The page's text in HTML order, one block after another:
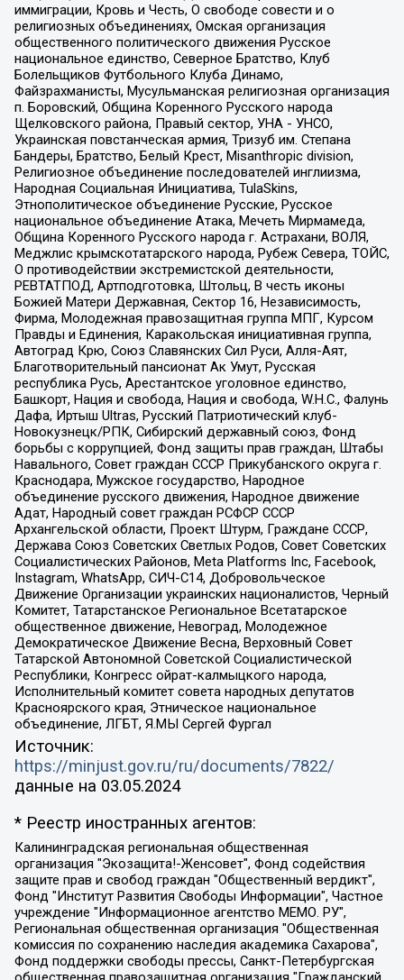
иммиграции, Кровь и Честь, О свободе совести и о
религиозных объединениях, Омская организация
общественного политического движения Русское
национальное единство, Северное Братство, Клуб
Болельщиков Футбольного Клуба Динамо,
Файзрахманисты, Мусульманская религиозная организация
п. Боровский, Община Коренного Русского народа
Щелковского района, Правый сектор, УНА - УНСО,
Украинская повстанческая армия, Тризуб им. Степана
Бандеры, Братство, Белый Крест, Misanthropic division,
Религиозное объединение последователей инглиизма,
Народная Социальная Инициатива, TulaSkins,
Этнополитическое объединение Русские, Русское
национальное объединение Атака, Мечеть Мирмамеда,
Община Коренного Русского народа г. Астрахани, ВОЛЯ,
Меджлис крымскотатарского народа, Рубеж Севера, ТОЙС,
О противодействии экстремистской деятельности,
РЕВТАТПОД, Артподготовка, Штольц, В честь иконы
Божией Матери Державная, Сектор 16, Независимость,
Фирма, Молодежная правозащитная группа МПГ, Курсом
Правды и Единения, Каракольская инициативная группа,
Автоград Крю, Союз Славянских Сил Руси, Алля-Аят,
Благотворительный пансионат Ак Умут, Русская
республика Русь, Арестантское уголовное единство,
Башкорт, Нация и свобода, Нация и свобода, W.H.С., Фалунь
Дафа, Иртыш Ultras, Русский Патриотический клуб-
Новокузнецк/РПК, Сибирский державный союз, Фонд
борьбы с коррупцией, Фонд защиты прав граждан, Штабы
Навального, Совет граждан СССР Прикубанского округа г.
Краснодара, Мужское государство, Народное
объединение русского движения, Народное движение
Адат, Народный совет граждан РСФСР СССР
Архангельской области, Проект Штурм, Граждане СССР,
Держава Союз Советских Светлых Родов, Совет Советских
Социалистических Районов, Meta Platforms Inc, Facebook,
Instagram, WhatsApp, СИЧ-С14, Добровольческое
Движение Организации украинских националистов, Черный
Комитет, Татарстанское Региональное Всетатарское
общественное движение, Невоград, Молодежное
Демократическое Движение Весна, Верховный Совет
Татарской Автономной Советской Социалистической
Республики, Конгресс ойрат-калмыцкого народа,
Исполнительный комитет совета народных депутатов
Красноярского края, Этническое национальное
объединение, ЛГБТ, Я.МЫ Сергей Фургал
Источник:
https://minjust.gov.ru/ru/documents/7822/
данные на 03.05.2024
* Реестр иностранных агентов:
Калининградская региональная общественная организация "Экозащита!-Женсовет", Фонд содействия защите прав и свобод граждан "Общественный вердикт", Фонд "Институт Развития Свободы Информации", Частное учреждение "Информационное агентство МЕМО. РУ", Региональная общественная организация "Общественная комиссия по сохранению наследия академика Сахарова", Фонд поддержки свободы прессы, Санкт-Петербургская общественная правозащитная организация "Гражданский контроль", Межрегиональная общественная организация "Информационно-просветительский центр "Мемориал", Региональный Фонд "Центр Защиты Прав Средств Массовой Информации", с 05.12.2023 Фонд "Центр Защиты Прав Средств массовой информации", Региональная общественная благотворительная организация помощи беженцам и мигрантам "Гражданское содействие", Негосударственное образовательное учреждение дополнительного профессионального образования (повышение квалификации) специалистов "АКАДЕМИЯ ПО ПРАВАМ ЧЕЛОВЕКА", Свердловская региональная общественная организация "Сутяжник", Автономная некоммерческая организация "Центр независимых социологических исследований", Союз общественных объединений "Российский исследовательский центр по правам человека", Региональное общественное учреждение научно-информационный центр "МЕМОРИАЛ", Некоммерческая организация "Фонд защиты гласности", Автономная некоммерческая организация "Институт прав человека", Городская общественная организация "Екатеринбургское общество "МЕМОРИАЛ", Городская общественная организация "Рязанское историко-просветительское и правозащитное общество "Мемориал" (Рязанский Мемориал), Челябинский региональный орган общественной самодеятельности – женское общественное объединение "Женщины Евразии", Челябинский региональный орган общественной самодеятельности "Уральская правозащитная группа", Фонд содействия защите здоровья и социальной справедливости имени Андрея Рылькова, Автономная Некоммерческая Организация "Аналитический Центр Юрия Левады", Автономная некоммерческая организация социальной поддержки населения "Проект Апрель", Региональная общественная организация помощи женщинам и детям, находящимся в кризисной ситуации "Информационно-методический центр "Анна", Фонд содействия развитию массовых коммуникаций и правовому просвещению "Так-так-Так", Фонд содействия устойчивому развитию "Серебряная тайга", Свердловский региональный общественный фонд социальных проектов "Новое время", "Idel.Реалии", Кавказ.Реалии, Крым.Реалии, Телеканал Настоящее Время, Татаро-башкирская служба Радио Свобода (Azatliq Radiosi), Радио Свободная Европа/Радио Свобода (PCE/PC), "Сибирь.Реалии", "Фактограф", Благотворительный фонд помощи осужденным и их семьям, Автономная некоммерческая организация "Институт глобализации и социальных движений", Фонд "В защиту прав заключенных", Частное учреждение "Центр поддержки и содействия развитию средств массовой информации", Пензенский региональный общественный благотворительный фонд "Гражданский союз", "Север.Реалии", Некоммерческая организация Фонд "Правовая инициатива", Общество с ограниченной ответственностью "Радио Свободная Европа/Радио Свобода", Чешское информационное агентство "MEDIUM-ORIENT", Красноярская региональная общественная организация "Мы против СПИДа", Камалягин Денис Николаевич, Маркелов Сергей Евгеньевич, Пономарев Лев Александрович, Савицкая Людмила Алексеевна, Автономная некоммерческая организация "Центр по работе с проблемой насилия "НАСИЛИЮ.НЕТ", Межрегиональный профессиональный союз работников здравоохранения "Альянс врачей", Юридическое лицо, зарегистрированное в Латвийской Республике, SIA "Medusa Project" (регистрационный номер 40103797863, дата регистрации 10.06.2014), Некоммерческая организация "Фонд по борьбе с коррупцией", Автономная некоммерческая организация "Институт права и публичной политики", Баданин Роман Сергеевич, Гликин Максим Александрович, Железнова Мария Михайловна, Лукьянова Юлия Сергеевна, Маетная Елизавета Витальевна, Маняхин Петр Борисович, Чуракова Ольга Владимировна, Ярош Юлия Петровна, Юридическое лицо "The Insider SIA", зарегистрированное в Риге, Латвийская Республика (дата регистрации 26.06.2015), являющееся администратором доменного имени интернет-издания "The Insider SIA", https://theins.ru, Постернак Алексей Евгеньевич, Рубин Михаил Аркадьевич, Анин Роман Александрович, Юридическое лицо Istories fonds, зарегистрированное в Латвийской Республике (регистрационный номер 50008295751, дата регистрации 24.02.2020), Великовский Дмитрий Александрович, Долинина Ирина Николаевна, Мароховская Алеся Алексеевна, Шлейнов Роман Юрьевич, Шмагун Олеся Валентиновна, Общество с ограниченной ответственностью "Альтаир 2021", Общество с ограниченной ответственностью "Вега 2021", Общество с ограниченной ответственностью "Главный редактор 2021", Общество с ограниченной ответственностью "Ромашки монолит", Важенков Артем Валерьевич, Ивановская областная общественная организация "Центр гендерных исследований", Гурман Юрий Альбертович, Медиапроект "ОВД-Инфо", Егоров Владимир Владимирович, Жилинский Владимир Александрович, Общество с ограниченной ответственностью "ЗП", Иванова София Юрьевна, Карезина Инна Павловна, Кильтау Екатерина Викторовна, Петров Алексей Викторович, Пискунов Сергей Евгеньевич, Смирнов Сергей Сергеевич, Тихонов Михаил Сергеевич, Общество с ограниченной ответственностью "ЖУРНАЛИСТ-ИНОСТРАННЫЙ АГЕНТ", Арапова Галина Юрьевна, Вольтская Татьяна Анатольевна, Американская компания "Mason G.E.S. Anonymous Foundation" (США), являющаяся владельцем интернет-издания https://mnews.world/, Компания "Stichting Bellingcat", зарегистрированная в Нидерландах (дата регистрации 11.07.2018), Захаров Андрей Вячеславович, Клепиковская Екатерина Дмитриевна, Общество с ограниченной ответственностью "МЕМО", Перл Роман Александрович, Симонов Евгений Алексеевич, Соловьева Елена Анатольевна, Сотников Даниил Владимирович, Сурначева Елизавета Дмитриевна, Автономная некоммерческая организация по защите прав человека и информированию населения "Якутия – Наше Мнение", Общество с ограниченной ответственностью "Москоу диджитал медиа", с 26.01.2023 Общество с ограниченной ответственностью "Чайка Белые сады", Ветошкина Валерия Валерьевна, Заговора Максим Александрович, Межрегиональное общественное движение "Российская ЛГБТ - сеть", Оленичев Максим Владимирович, Павлов Иван Юрьевич, Скворцова Елена Сергеевна, Общество с ограниченной ответственностью "Как бы инагент", Кочетков Игорь Викторович, Общество с ограниченной ответственностью "Честные выборы", Еланчик Олег Александрович, Общество с ограниченной ответственностью "Нобелевский призыв", Гималова Регина Эмилевна, Григорьев Андрей Валерьевич, Григорьева Алина Александровна, Ассоциация по содействию защите прав призывников, альтернативнослужащих и военнослужащих "Правозащитная группа "Гражданин.Армия.Право", Хисамова Регина Фаритовна, Автономная некоммерческая организация по реализации социально-правовых программ "Лилит", Дальневосточное общественное движение "Маяк", Санкт-Петербургская ЛГБТ-инициативная группа "Выход", Инициативная группа ЛГБТ+ "Реверс", Алексеев Андрей Викторович, Бекбулатова Таисия Львовна, Беляев Иван Михайлович, Владыкина Елена Сергеевна, Гельман Марат Александрович, Никульшина Вероника Юрьевна, Толоконникова Надежда Андреевна, Шендерович Виктор Анатольевич, Общество с ограниченной ответственностью "Данное сообщение", Общество с ограниченной ответственностью Издательский дом "Новая глава", Айнбиндер Александра Александровна, Московский комьюнити-центр для ЛГБТ+инициатив, Благотворительный фонд развития филантропии, Deutsche Welle (Германия, Kurt-Schumacher-Strasse 3, 53113 Bonn), Борзунова Мария Михайловна, Воробьев Виктор Викторович, Голубева Анна Львовна, Константинова Алла Михайловна, Малкова Ирина Владимировна, Мурадов Мурад Абдулгалимович, Осетинская Елизавета Николаевна, Понасенков Евгений Николаевич, Ганапольский Матвей Юрьевич, Киселев Евгений Алексеевич, Борухович Ирина Григорьевна, Дремин Иван Тимофеевич, Дубровский Дмитрий Викторович, Красноярская региональная общественная организация поддержки и развития альтернативных образовательных технологий и межкультурных коммуникаций "ИНТЕРРА", Маяковская Екатерина Алексеевна, Фейгин Марк Захарович, Филимонов Андрей Викторович, Дзугкоева Регина Николаевна, Доброхотов Роман Александрович, Дудь Юрий Александрович, Елкин Сергей Владимирович, Кругликов Кирилл Игоревич, Сабунаева Мария Леонидовна, Семенов Алексей Владимирович, Шаинян Карен Багратович, Шульман Екатерина Михайловна, Асафьев Артур Валерьевич, Вахштайн Виктор Семенович, Венедиктов Алексей Алексеевич, Лушникова Екатерина Евгеньевна, Волков Леонид Михайлович, Невзоров Александр Глебович, Пархоменко Сергей Борисович, Сироткин Ярослав Николаевич, Кара-Мурза Владимир Владимирович, Баранова Наталья Владимировна, Гозман Леонид Яковлевич, Кагарлицкий Борис Юльевич, Климарев Михаил Валерьевич, Милов Владимир Станиславович, Автономная некоммерческая организация Краснодарский центр современного искусства "Типография", Моргенштерн Алишер Тагирович, Соболь Любовь Эдуардовна, Общество с ограниченной ответственностью "ЛИЗА НОРМ", Каспаров Гарри Кимович, Ходорковский Михаил Борисович, Общество с ограниченной ответственностью "Апрельские тезисы", Данилович Ирина Брониславовна, Кашин Олег Владимирович, Петров Николай Владимирович, Пивоваров Алексей Владимирович, Соколов Михаил Владимирович, Цветкова Юлия Владимировна, Чичваркин Евгений Александрович, Комитет против пыток/Команда против пыток, Общество с ограниченной ответственностью "Первый научный", Общество с ограниченной ответственностью "Вертолет и ко", Белоцерковская Вероника Борисовна, Кац Максим Евгеньевич, Лазарева Татьяна Юрьевна, Шаведдинов Руслан Табризович, Яшин Илья Валерьевич, Общество с ограниченной ответственностью "Иноагент ААВ", Алешковский Дмитрий Петрович, Альбац Евгения Марковна, Быков Дмитрий Львович, Галямина Юлия Евгеньевна, Лойко Сергей Леонидович, Мартынов Кирилл Константинович, Медведев Сергей Александрович, Крашенинников Федор Геннадиевич, Гордеева Катерина Вл